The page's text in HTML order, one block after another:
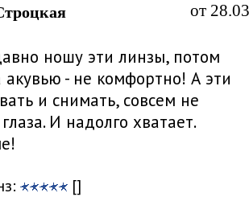
от
ношу эти линзы, потом
акувью - не комфортно! А эти
и снимать, совсем не
И надолго хватает.
[]